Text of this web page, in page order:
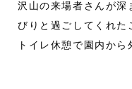
沢山の来場者さんが深
びりと過ごしてくれた
トイレ休憩で園内か